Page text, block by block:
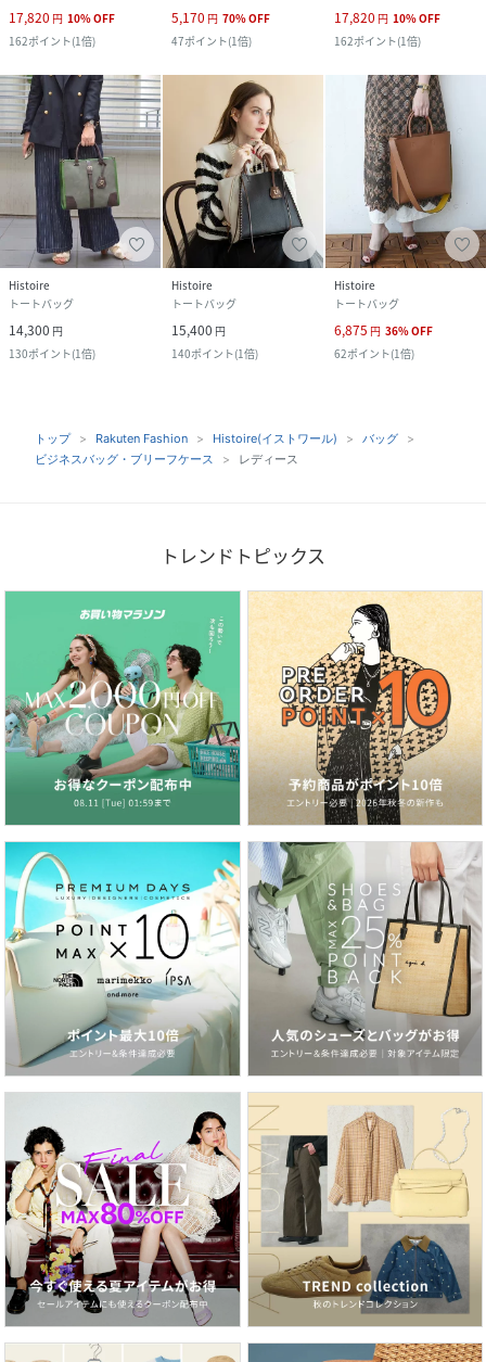
17,820 円 10%OFF
162ポイント(1倍)
5,170 円 70%OFF
47ポイント(1倍)
17,820 円 10%OFF
162ポイント(1倍)
Histoire
トートバッグ
14,300 円
130ポイント(1倍)
Histoire
トートバッグ
15,400 円
140ポイント(1倍)
Histoire
トートバッグ
6,875 円 36%OFF
62ポイント(1倍)
トップ Rakuten Fashion Histoire(イストワール)
バッグ
ビジネスバッグ・ブリーフケース
レディース
トレンドトピックス